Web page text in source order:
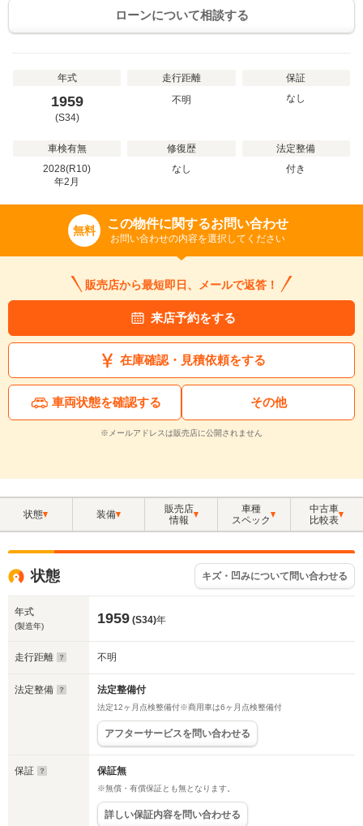
ローンについて相談する
年式
1959
(S34)
走行距離
不明
保証
なし
車検有無
2028(R10)
年2 月
修復歴
なし
法定整備
付き
無料 この物件に関するお問い合わせ
お問い合わせの内容を選択してください
販売店から最短即日、メールで返答！
来店予約をする
在庫確認・見積依頼をする
車両状態を確認する その他
※メールアドレスは販売店に公開されません
状態 装備
販売店
情報
車種
スペック
中古車
比較表
状態 キズ・凹みについて問い合わせる
年式
(製造年) 1959 (S34)年
走行距離 不明
法定整備 法定整備付
法定12ヶ月点検整備付※商用車は6ヶ月点検整備付
アフターサービスを問い合わせる
保証 保証無
※無償・有償保証とも無となります。
詳しい保証内容を問い合わせる